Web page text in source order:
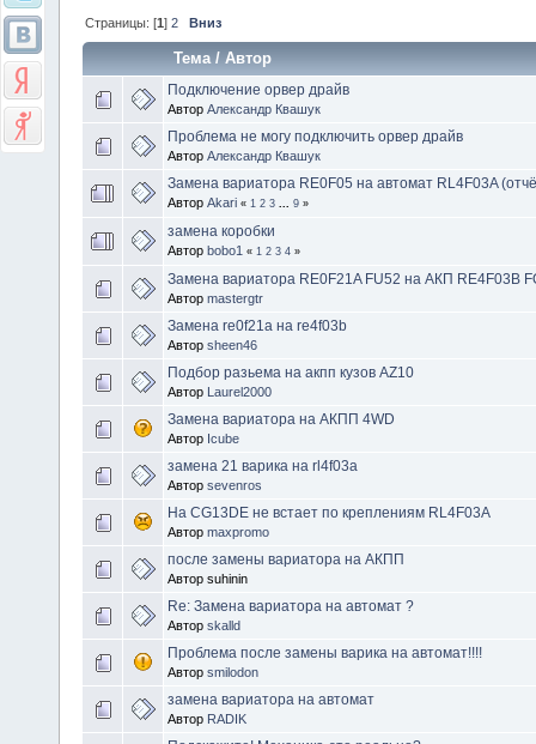
Страницы: [1]2 Вниз
Тема/Автор
Подключение орвер драйв
Автор Александр Квашук
Проблема не могу подключить орвер драйв
Автор Александр Квашук
Замена вариатора RE0F05 на автомат RL4F03A
Автор Akari « 1 2 3 9 »
замена коробки
Автор bobo1 « 1 2 3 4 »
Замена вариатора RE0F21A FU52 на АКП RE4F03B
Автор mastergtr
Замена re0f21a на re4f03b
Автор sheen46
Подбор разьема на акпп кузов AZ10
Автор Laurel2000
Замена вариатора на АКПП 4WD
Автор Icube
замена 21 варика на rl4f03a
Автор sevenros
На CG13DE не встает по креплениям RL4F03A
Автор maxpromo
после замены вариатора на АКПП
Автор suhinin
Re: Замена вариатора на автомат ?
Автор skalld
Проблема после замены варика на автомат!!!!
Автор smilodon
замена вариатора на автомат
Автор RADIK